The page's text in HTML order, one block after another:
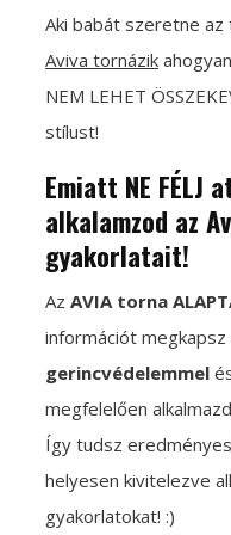
Aki babát szeretne
Aviva tornázik
NEM LEHET
stílust!
Emiatt NE FÉLJ
alkalamzod az
gyakorlatait!
Az AVIA torna
információt
gerincvédelemmel
megfelelően
Így tudsz
helyesen kivitelezve
gyakorlatokat! :)